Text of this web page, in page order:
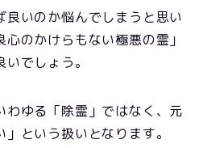
良いのか悩んでしまうと思い
のかけらもない極悪の霊」
でしょう。
わゆる「除霊」ではなく、元
という扱いとなります。